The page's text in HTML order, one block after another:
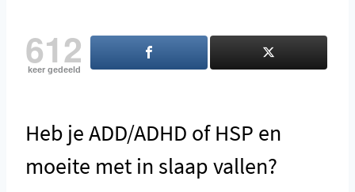
612
keer gedeeld
Heb je ADD/ADHD of HSP en
moeite met in slaap vallen?